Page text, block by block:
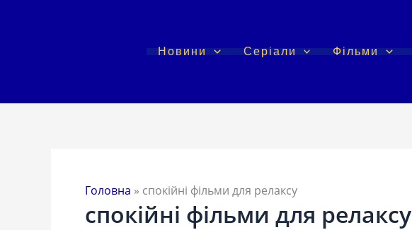
Новини Серіали Фільми
Головна » спокійні фільми для релаксу
спокійні фільми для релаксу